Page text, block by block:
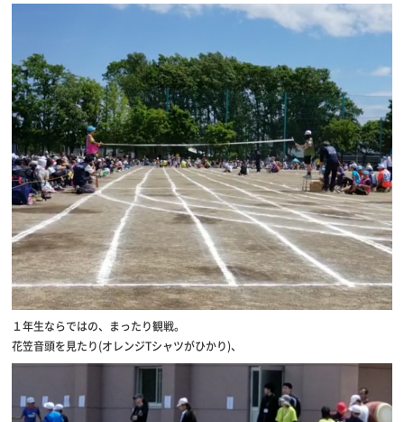
１年生ならではの、まったり観戦。
花笠音頭を見たり(オレンジTシャツがひかり)、